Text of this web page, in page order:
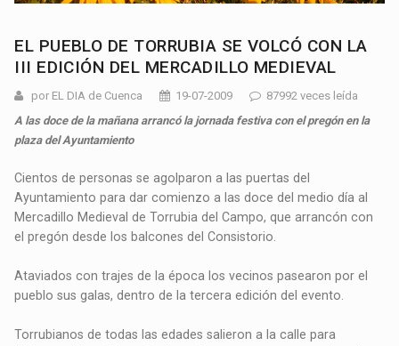
EL PUEBLO DE TORRUBIA SE VOLCÓ CON LA
III EDICIÓN DEL MERCADILLO MEDIEVAL
por EL DIA de Cuenca 19-07-2009
87992 veces leída
A las doce de la mañana arrancó la jornada festiva con el pregón en la
plaza del Ayuntamiento
Cientos de personas se agolparon a las puertas del
Ayuntamiento para dar comienzo a las doce del medio día al
Mercadillo Medieval de Torrubia del Campo, que arrancón con
el pregón desde los balcones del Consistorio.
Ataviados con trajes de la época los vecinos pasearon por el
pueblo sus galas, dentro de la tercera edición del evento.
Torrubianos de todas las edades salieron a la calle para